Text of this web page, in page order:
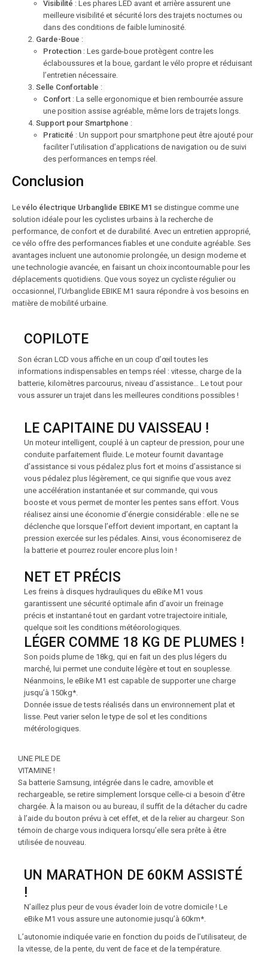
Visibilité : Les phares LED avant et arrière assurent une
meilleure visibilité et sécurité lors des trajets nocturnes ou
dans des conditions de faible luminosité.
Garde-Boue :
Protection : Les garde-boue protègent contre les
éclaboussures et la boue, gardant le vélo propre et réduisant
l’entretien nécessaire.
Selle Confortable :
Confort : La selle ergonomique et bien rembourrée assure
une position assise agréable, même lors de trajets longs.
Support pour Smartphone :
Praticité : Un support pour smartphone peut être ajouté pour
faciliter l’utilisation d’applications de navigation ou de suivi
des performances en temps réel.
Conclusion
Levélo électrique Urbanglide EBIKE M1 se distingue comme une
solution idéale pour les cyclistes urbains à la recherche de
performance, de confort et de durabilité. Avec un entretien approprié,
ce vélo offre des performances fiables et une conduite agréable. Ses
avantages incluent une autonomie prolongée, un design moderne et
une technologie avancée, en faisant un choix incontournable pour les
déplacements quotidiens. Que vous soyez un cycliste régulier ou
occasionnel, l’Urbanglide EBIKE M1 saura répondre à vos besoins en
matière de mobilité urbaine.
COPILOTE
Son écran LCD vous affiche en un coup d’œil toutes les
informations indispensables en temps réel : vitesse, charge de la
batterie, kilomètres parcourus, niveau d’assistance… Le tout pour
vous assurer un trajet dans les meilleures conditions possibles !
LE CAPITAINE DU VAISSEAU !
Un moteur intelligent, couplé à un capteur de pression, pour une
conduite parfaitement fluide. Le moteur fournit davantage
d’assistance si vous pédalez plus fort et moins d’assistance si
vous pédalez plus légèrement, ce qui signifie que vous avez
une accélération instantanée et sur commande, qui vous
booste et vous permet de monter les pentes sans effort. Vous
réalisez ainsi une économie d’énergie considérable : elle ne se
déclenche que lorsque l’effort devient important, en captant la
pression exercée sur les pédales. Ainsi, vous économiserez de
la batterie et pourrez rouler encore plus loin !
NET ET PRÉCIS
Les freins à disques hydrauliques du eBike M1 vous
garantissent une sécurité optimale afin d’avoir un freinage
précis et instantané tout en gardant votre trajectoire initiale,
quelque soit les conditions météorologiques.
LÉGER COMME 18 KG DE PLUMES !
Son poids plume de 18kg, qui en fait un des plus légers du
marché, lui permet une conduite légère et tout en souplesse.
Néanmoins, le eBike M1 est capable de supporter une charge
jusqu’à 150kg*.
Donnée issue de tests réalisés dans un environnement plat et
lisse. Peut varier selon le type de sol et les conditions
métérologiques.
UNE PILE DE
VITAMINE !
Sa batterie Samsung, intégrée dans le cadre, amovible et
rechargeable, se retire simplement lorsque celle-ci a besoin d’être
chargée. À la maison ou au bureau, il suffit de la détacher du cadre
à l’aide du bouton prévu à cet effet, et de la relier au chargeur. Son
témoin de charge vous indiquera lorsqu’elle sera prête à être
utilisée de nouveau.
UN MARATHON DE 60KM ASSISTÉ
!
N’aillez plus peur de vous évader loin de votre domicile ! Le
eBike M1 vous assure une autonomie jusqu’à 60km*.
L’autonomie indiquée varie en fonction du poids de l’utilisateur, de
la vitesse, de la pente, du vent de face et de la température.